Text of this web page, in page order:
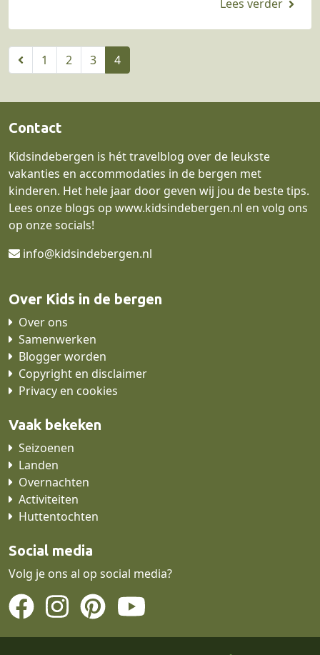
1 2 3 4
Contact
Kidsindebergen is hét travelblog over de leukste
vakanties en accommodaties in de bergen met
kinderen. Het hele jaar door geven wij jou de beste tips.
Lees onze blogs op www.kidsindebergen.nl en volg ons
op onze socials!
info@kidsindebergen.nl
Over Kids in de bergen
Over ons
Samenwerken
Blogger worden
Copyright en disclaimer
Privacy en cookies
Vaak bekeken
Seizoenen
Landen
Overnachten
Activiteiten
Huttentochten
Social media
Volg je ons al op social media?